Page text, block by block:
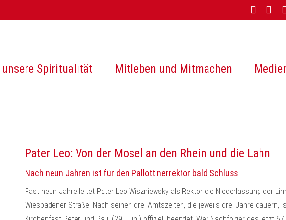
Spiritualität Mitleben und Mitmachen
Pater Leo: Von der Mosel an den Rhein und die Lahn
Nach neun Jahren ist für den Pallottinerrektor bald Schluss
Fast neun Jahre leitet Pater Leo Wiszniewsky als Rektor die Niederlassung der
Wiesbadener Straße. Nach seinen drei Amtszeiten, die jeweils drei Jahre dauern,